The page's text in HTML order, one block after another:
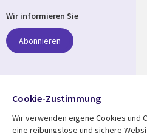
Wir informieren Sie
Abonnieren
Folgen Sie uns
Social
Cookie-Zustimmung
Wir verwenden eigene Cookies und
eine reibungslose und sichere